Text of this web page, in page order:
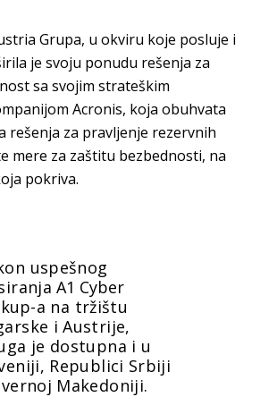
Grupa, u okviru koje posluje i
je svoju ponudu rešenja za
sa svojim strateškim
Acronis, koja obuhvata
rešenja za pravljenje rezervnih
mere za zaštitu bezbednosti, na
pokriva.
uspešnog
A1 Cyber
-a na tržištu
i Austrije,
je dostupna i u
Republici Srbiji
Makedoniji.